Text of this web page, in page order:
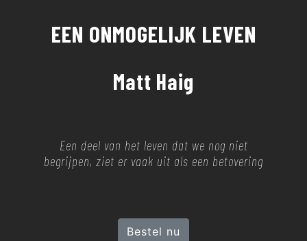
EEN ONMOGELIJK LEVEN
Matt Haig
Een deel van het leven dat we nog niet
begrijpen, ziet er vaak uit als een betovering
Bestel nu